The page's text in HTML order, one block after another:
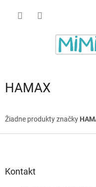
HAMAX
Žiadne produkty značky
Kontakt